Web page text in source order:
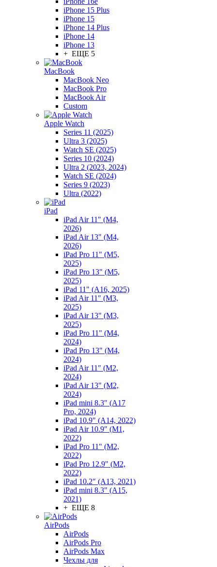
iPhone 15 Plus
iPhone 15
iPhone 14 Plus
iPhone 14
iPhone 13
+ ЕЩЕ 5
MacBook
MacBook Neo
MacBook Pro
MacBook Air
Custom
Apple Watch
Series 11 (2025)
Ultra 3 (2025)
Watch SE (2025)
Series 10 (2024)
Ultra 2 (2023, 2024)
Watch SE (2024)
Series 9 (2023)
Ultra (2022)
iPad
iPad Air 11" (M4,
2026)
iPad Air 13" (M4,
2026)
iPad Pro 11" (M5,
2025)
iPad Pro 13" (M5,
2025)
iPad 11" (A16, 2025)
iPad Air 11" (M3,
2025)
iPad Air 13" (M3,
2025)
iPad Pro 11" (M4,
2024)
iPad Pro 13" (M4,
2024)
iPad Air 11" (M2,
2024)
iPad Air 13" (M2,
2024)
iPad mini 8.3" (A17
Pro, 2024)
iPad 10.9" (A14, 2022)
iPad Air 10.9" (M1,
2022)
iPad Pro 11" (M2,
2022)
iPad Pro 12.9" (M2,
2022)
iPad 10.2" (A13, 2021)
iPad mini 8.3" (A15,
2021)
+ ЕЩЕ 8
AirPods
AirPods
AirPods Pro
AirPods Max
Чехлы для